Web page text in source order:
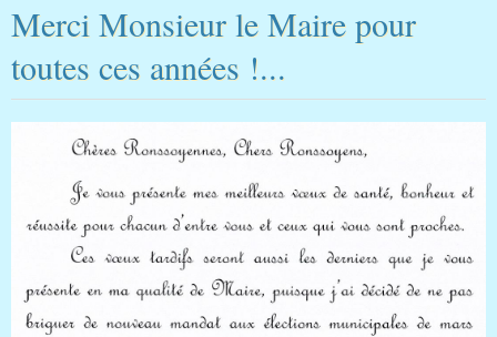
Merci Monsieur le Maire pour
toutes ces années !...